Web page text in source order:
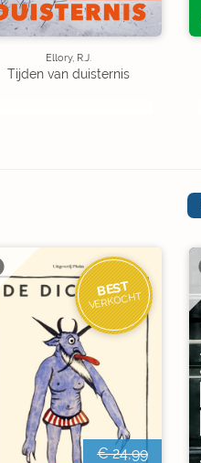
Ellory, R.J.
Tijden van duisternis
BEST
VERKOCHT
€ 24,99